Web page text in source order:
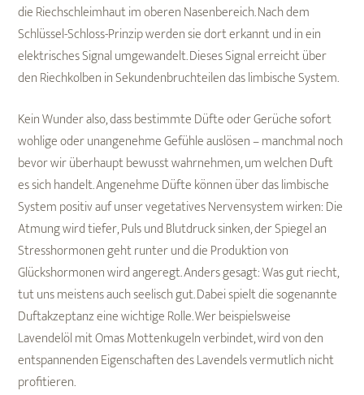
die Riechschleimhaut im oberen Nasenbereich. Nach dem
Schlüssel-Schloss-Prinzip werden sie dort erkannt und in ein
elektrisches Signal umgewandelt. Dieses Signal erreicht über
den Riechkolben in Sekundenbruchteilen das limbische System.
Kein Wunder also, dass bestimmte Düfte oder Gerüche sofort
wohlige oder unangenehme Gefühle auslösen – manchmal noch
bevor wir überhaupt bewusst wahrnehmen, um welchen Duft
es sich handelt. Angenehme Düfte können über das limbische
System positiv auf unser vegetatives Nervensystem wirken: Die
Atmung wird tiefer, Puls und Blutdruck sinken, der Spiegel an
Stresshormonen geht runter und die Produktion von
Glückshormonen wird angeregt. Anders gesagt: Was gut riecht,
tut uns meistens auch seelisch gut. Dabei spielt die sogenannte
Duftakzeptanz eine wichtige Rolle. Wer beispielsweise
Lavendelöl mit Omas Mottenkugeln verbindet, wird von den
entspannenden Eigenschaften des Lavendels vermutlich nicht
profitieren.